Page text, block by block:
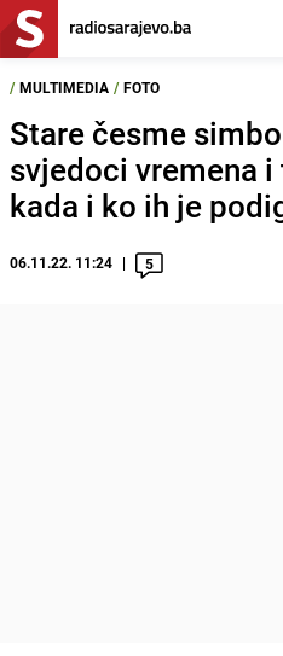
/ MULTIMEDIA / FOTO
Stare česme
svjedoci vremena
kada i ko ih je
06.11.22. 11:24 5